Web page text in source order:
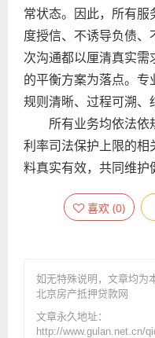
常状态。因此，所有服
度授信、不诱导负债、
次沟通都以厘清真实需
的平衡方案为落点。专
规则清晰、过程可溯、
所有业务均依法依
利率司法保护上限的相
料真实有效，共同维护
喜欢 (0)
如无特殊说明，文章均为
北京房产抵押贷款网
文章永久地址：
http://www.gulan.net.cn/